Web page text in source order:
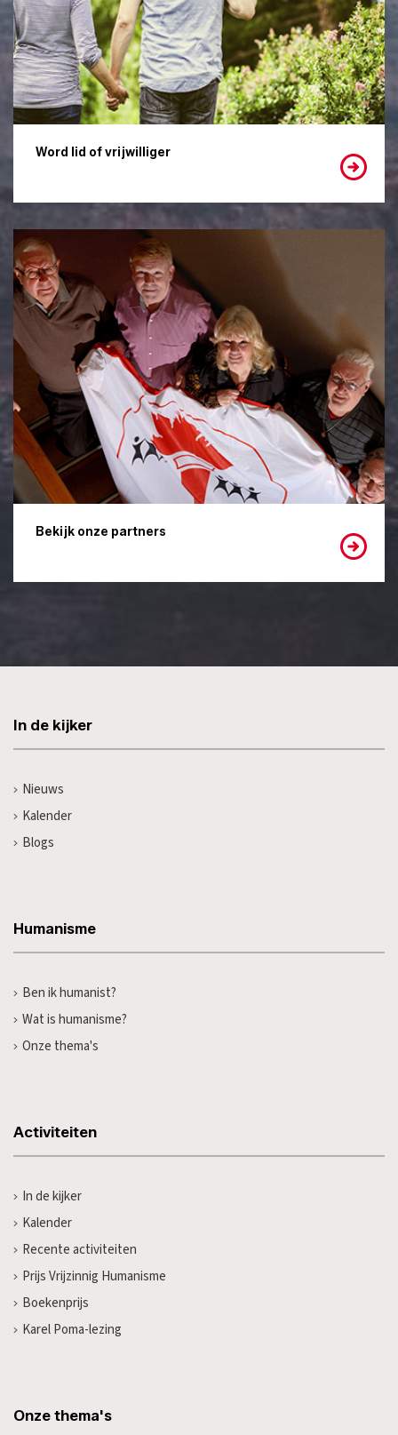
Word lid of vrijwilliger
Bekijk onze partners
In de kijker
Nieuws
Kalender
Blogs
Humanisme
Ben ik humanist?
Wat is humanisme?
Onze thema's
Activiteiten
In de kijker
Kalender
Recente activiteiten
Prijs Vrijzinnig Humanisme
Boekenprijs
Karel Poma-lezing
Onze thema's